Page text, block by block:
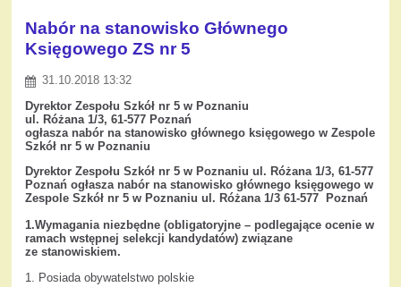
Nabór na stanowisko Głównego
Księgowego ZS nr 5
31.10.2018 13:32
Dyrektor Zespołu Szkół nr 5 w Poznaniu
ul. Różana 1/3, 61-577 Poznań
ogłasza nabór na stanowisko głównego księgowego w Zespole
Szkół nr 5 w Poznaniu
Dyrektor Zespołu Szkół nr 5 w Poznaniu ul. Różana 1/3, 61-577
Poznań ogłasza nabór na stanowisko głównego księgowego w
Zespole Szkół nr 5 w Poznaniu ul. Różana 1/3 61-577 Poznań
1.Wymagania niezbędne (obligatoryjne – podlegające ocenie w
ramach wstępnej selekcji kandydatów) związane
ze stanowiskiem.
1. Posiada obywatelstwo polskie